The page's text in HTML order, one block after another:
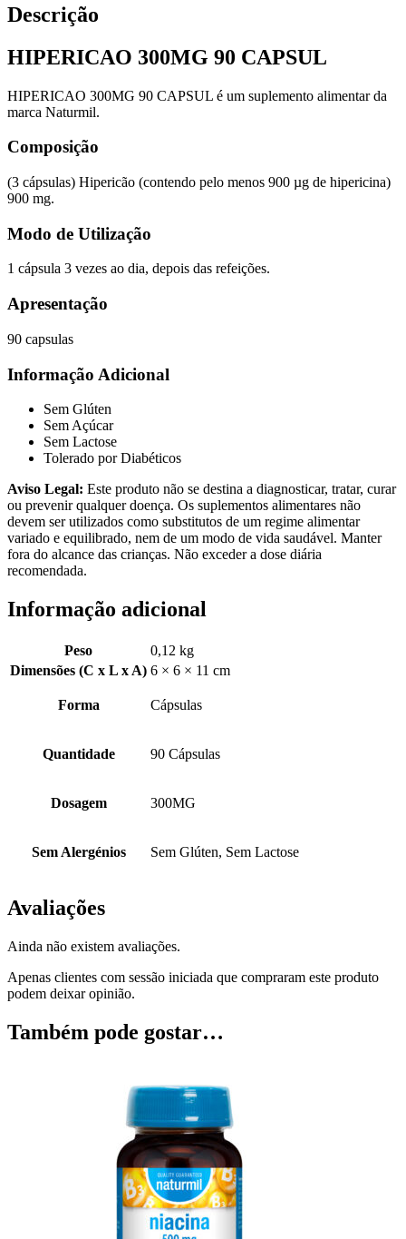
Descrição
HIPERICAO 300MG 90 CAPSUL
HIPERICAO 300MG 90 CAPSUL é um suplemento alimentar da
marca Naturmil.
Composição
(3 cápsulas) Hipericão (contendo pelo menos 900 µg de hipericina)
900 mg.
Modo de Utilização
1 cápsula 3 vezes ao dia, depois das refeições.
Apresentação
90 capsulas
Informação Adicional
Sem Glúten
Sem Açúcar
Sem Lactose
Tolerado por Diabéticos
Aviso Legal: Este produto não se destina a diagnosticar, tratar, curar
ou prevenir qualquer doença. Os suplementos alimentares não
devem ser utilizados como substitutos de um regime alimentar
variado e equilibrado, nem de um modo de vida saudável. Manter
fora do alcance das crianças. Não exceder a dose diária
recomendada.
Informação adicional
Peso
0,12 kg
Dimensões (C x L x A) 6 × 6 × 11 cm
Forma Cápsulas
Quantidade 90 Cápsulas
Dosagem 300MG
Sem Alergénios Sem Glúten, Sem Lactose
Avaliações
Ainda não existem avaliações.
Apenas clientes com sessão iniciada que compraram este produto
podem deixar opinião.
Também pode gostar…